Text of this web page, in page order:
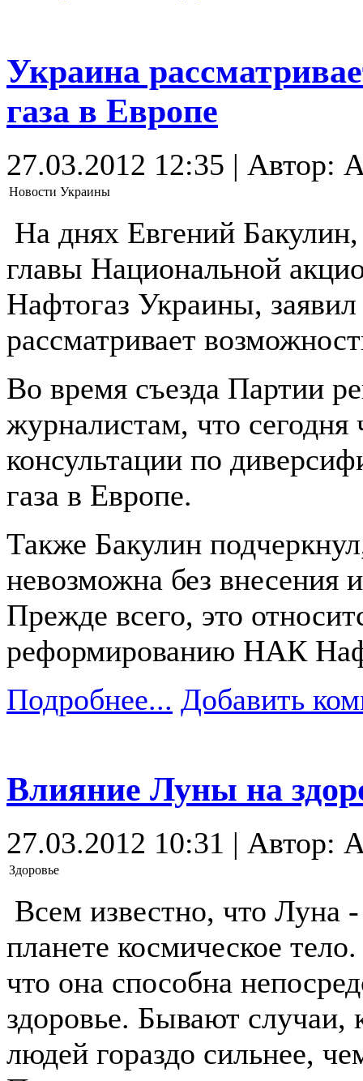
Украина
газа в Европе
27.03.2012 12:35 | Автор:
Новости Украины
На днях Евгений
главы Национальной
Нафтогаз Украины,
рассматривает
Во время съезда Партии
журналистам, что
консультации по
газа в Европе.
Также Бакулин
невозможна без внесения
Прежде всего, это
реформированию НАК
Подробнее... Добавить
Влияние Луны на
27.03.2012 10:31 | Автор:
Здоровье
Всем известно, что Луна
планете космическое
что она способна
здоровье. Бывают случаи,
людей гораздо сильнее,